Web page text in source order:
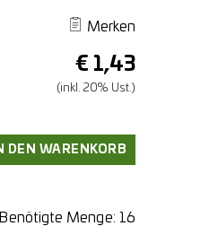
Merken
€ 1,43
(inkl. 20% Ust.)
Benötigte Menge: 16